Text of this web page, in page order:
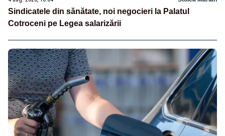
Sindicatele din sănătate, noi negocieri la Palatul
Cotroceni pe Legea salarizării